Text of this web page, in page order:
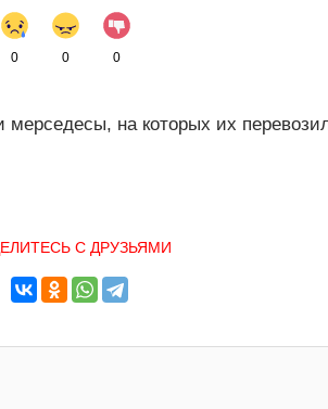
0 0 0
на которых их
С ДРУЗЬЯМИ